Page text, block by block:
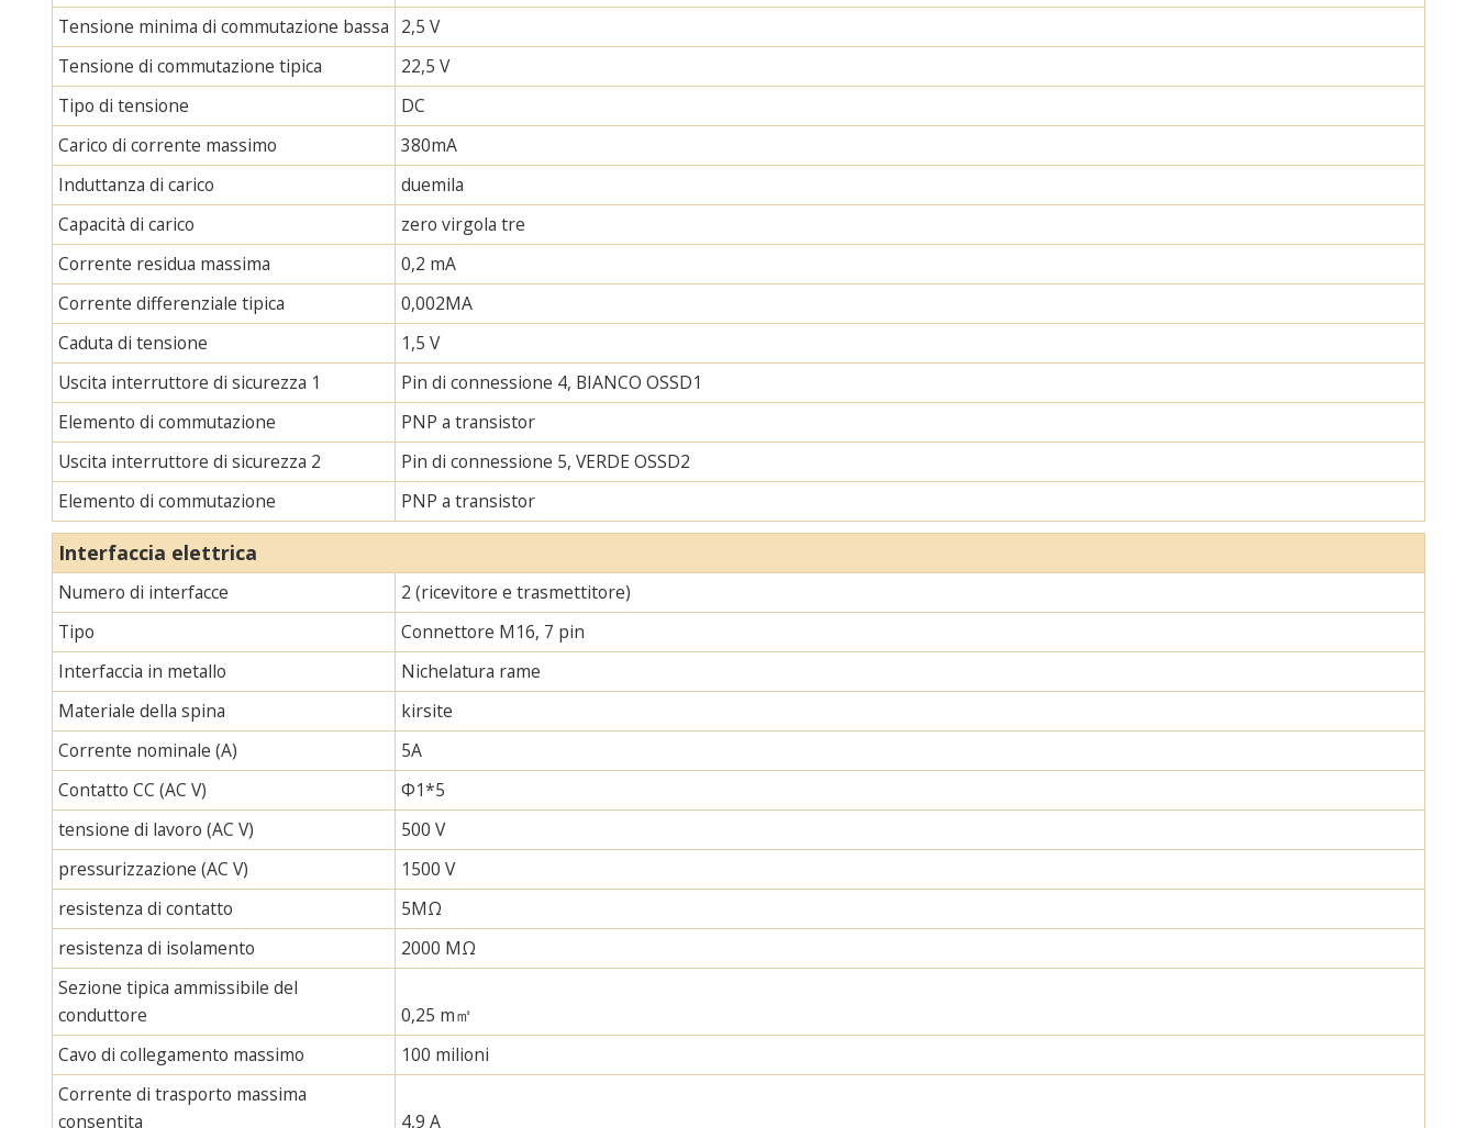
Tensione minima di commutazione bassa 2,5 V
Tensione di commutazione tipica
22,5 V
Tipo di tensione
DC
Carico di corrente massimo
380mA
Induttanza di carico
duemila
Capacità di carico
zero virgola tre
Corrente residua massima
0,2 mA
Corrente differenziale tipica
0,002MA
Caduta di tensione
1,5 V
Uscita interruttore di sicurezza 1
Pin di connessione 4, BIANCO OSSD1
Elemento di commutazione
PNP a transistor
Uscita interruttore di sicurezza 2
Pin di connessione 5, VERDE OSSD2
Elemento di commutazione
PNP a transistor
Interfaccia elettrica
Numero di interfacce
2 (ricevitore e trasmettitore)
Tipo
Connettore M16, 7 pin
Interfaccia in metallo
Nichelatura rame
Materiale della spina
kirsite
Corrente nominale (A)
5A
Contatto CC (AC V)
Φ1*5
tensione di lavoro (AC V)
500 V
pressurizzazione (AC V)
1500 V
resistenza di contatto
5MΩ
resistenza di isolamento
2000 MΩ
Sezione tipica ammissibile del
conduttore
0,25 m㎡
Cavo di collegamento massimo
100 milioni
Corrente di trasporto massima
consentita
4,9 A